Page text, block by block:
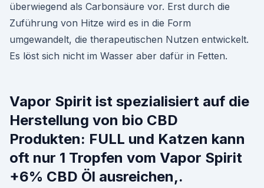
überwiegend als Carbonsäure vor. Erst durch die
Zuführung von Hitze wird es in die Form
umgewandelt, die therapeutischen Nutzen entwickelt.
Es löst sich nicht im Wasser aber dafür in Fetten.
Vapor Spirit ist spezialisiert auf die
Herstellung von bio CBD
Produkten: FULL und Katzen kann
oft nur 1 Tropfen vom Vapor Spirit
+6% CBD Öl ausreichen,.